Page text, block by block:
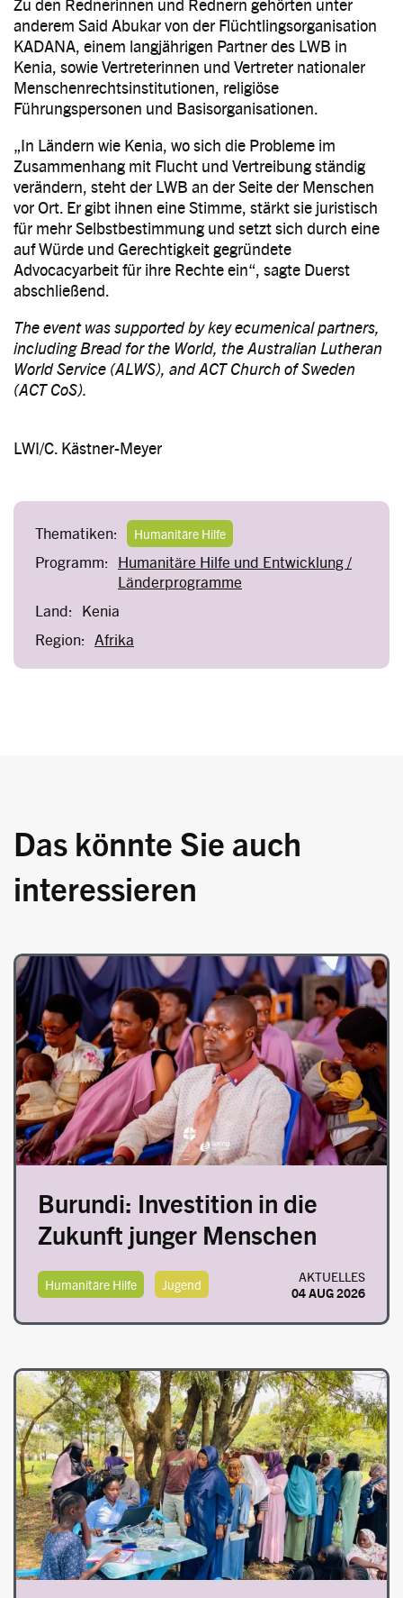
Zu den Rednerinnen und Rednern gehörten unter
anderem Said Abukar von der Flüchtlingsorganisation
KADANA, einem langjährigen Partner des LWB in
Kenia, sowie Vertreterinnen und Vertreter nationaler
Menschenrechtsinstitutionen, religiöse
Führungspersonen und Basisorganisationen.
„In Ländern wie Kenia, wo sich die Probleme im
Zusammenhang mit Flucht und Vertreibung ständig
verändern, steht der LWB an der Seite der Menschen
vor Ort. Er gibt ihnen eine Stimme, stärkt sie juristisch
für mehr Selbstbestimmung und setzt sich durch eine
auf Würde und Gerechtigkeit gegründete
Advocacyarbeit für ihre Rechte ein“, sagte Duerst
abschließend.
The event was supported by key ecumenical partners,
including Bread for the World, the Australian Lutheran
World Service (ALWS), and ACT Church of Sweden
(ACT CoS).
LWI/C. Kästner-Meyer
Thematiken: Humanitäre Hilfe
Programm: Humanitäre Hilfe und Entwicklung /
Länderprogramme
Land: Kenia
Region: Afrika
Das könnte Sie auch
interessieren
Image
Burundi: Investition in die
Zukunft junger Menschen
Humanitäre Hilfe Jugend
AKTUELLES
04 AUG 2026
Image